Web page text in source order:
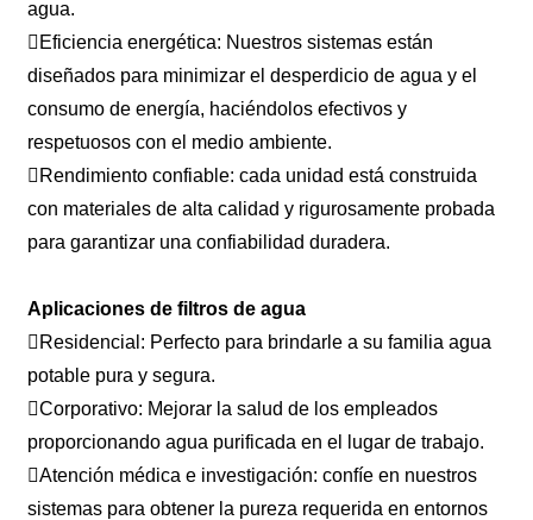
agua.
Eficiencia energética: Nuestros sistemas están
diseñados para minimizar el desperdicio de agua y el
consumo de energía, haciéndolos efectivos y
respetuosos con el medio ambiente.
Rendimiento confiable: cada unidad está construida
con materiales de alta calidad y rigurosamente probada
para garantizar una confiabilidad duradera.
Aplicaciones de filtros de agua
Residencial: Perfecto para brindarle a su familia agua
potable pura y segura.
Corporativo: Mejorar la salud de los empleados
proporcionando agua purificada en el lugar de trabajo.
Atención médica e investigación: confíe en nuestros
sistemas para obtener la pureza requerida en entornos